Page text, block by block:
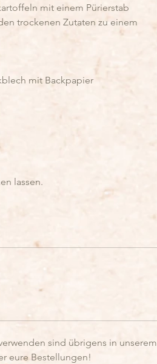
mit einem Pürierstab
trockenen Zutaten zu einem
mit Backpapier
lassen.
sind übrigens in unserem
eure Bestellungen!